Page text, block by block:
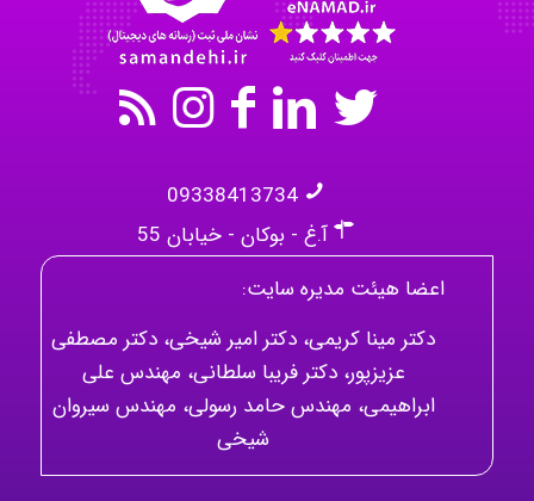
Mehrab
09338413734
آ.غ - بوکان - خیابان 55
اعضا هیئت مدیره سایت:
دکتر مینا کریمی، دکتر امیر شیخی، دکتر مصطفی
عزیزپور، دکتر فریبا سلطانی، مهندس علی
ابراهیمی، مهندس حامد رسولی، مهندس سیروان
شیخی